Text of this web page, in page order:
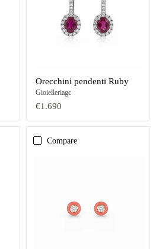
Orecchini pendenti Ruby
Gioielleriagc
€1.690
Compare